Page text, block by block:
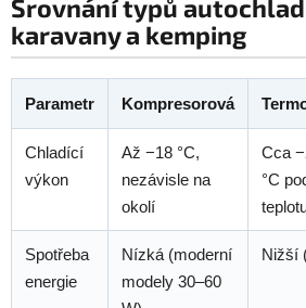
Srovnání typů
karavany a kemping
Parametr Kompresorová
Chladící
výkon
Až −18 °C,
nezávisle na
okolí
Cca
°C
Spotřeba
energie
Nízká (moderní
modely 30–60
Nižší